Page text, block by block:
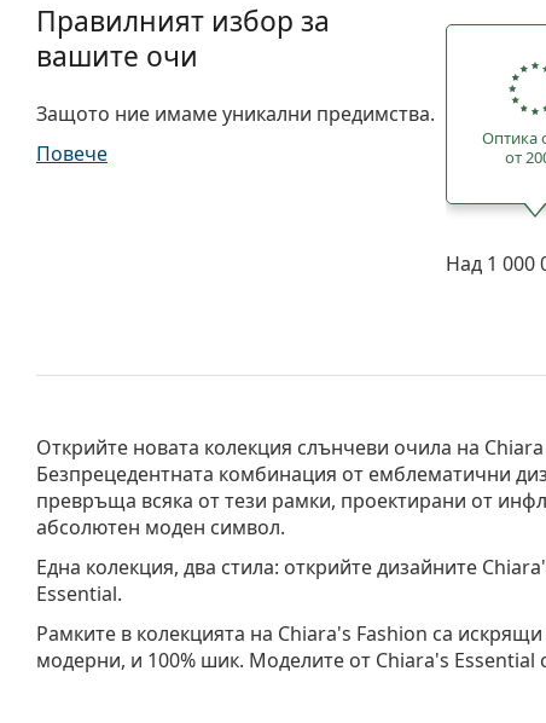
Правилният избор за
вашите очи
Защото ние имаме уникални предимства.
Повече
Оптика
от
Над 1 000
Открийте новата колекция слънчеви очила на
Безпрецедентната комбинация от емблематични
превръща всяка от тези рамки, проектирани от
абсолютен моден символ.
Една колекция, два стила: открийте дизайните
Essential.
Рамките в колекцията на Chiara's Fashion са
модерни, и 100% шик. Моделите от Chiara's Essential